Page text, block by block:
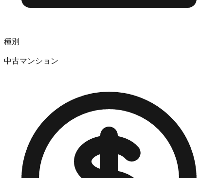
種別
中古マンション